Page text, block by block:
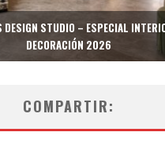
DESIGN STUDIO – ESPECIAL
DECORACIÓN 2026
COMPARTIR: